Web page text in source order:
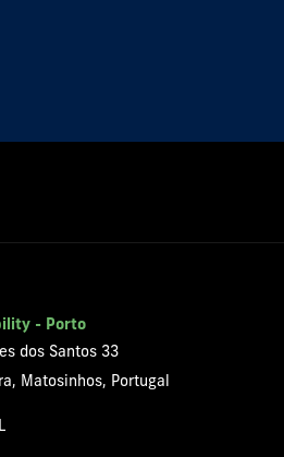
- Porto
dos Santos 33
Matosinhos, Portugal